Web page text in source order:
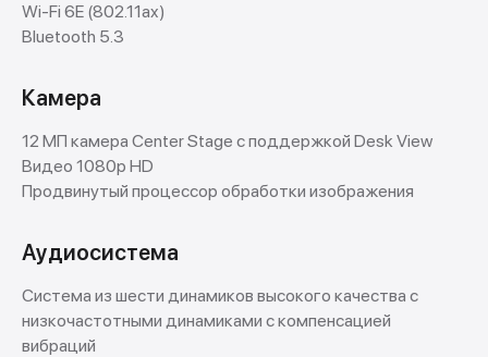
Wi-Fi 6E (802.11ax)
Bluetooth 5.3
Камера
12 МП камера Center Stage с поддержкой Desk View
Видео 1080p HD
Продвинутый процессор обработки изображения
Аудиосистема
Система из шести динамиков высокого качества с
низкочастотными динамиками с компенсацией
вибраций
Подробнее
Новое устройство в тот же день!
Обменяй свой старый iPhone на новый